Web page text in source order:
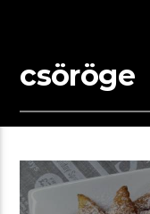
csöröge
01:26 READ